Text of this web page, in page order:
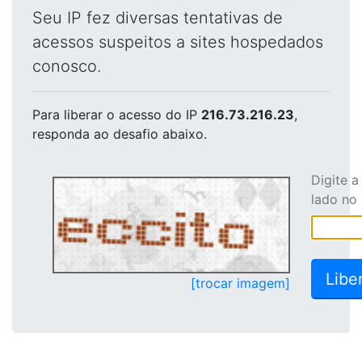
Seu IP fez diversas tentativas de
acessos suspeitos a sites hospedados
conosco.
Para liberar o acesso do IP 216.73.216.23,
responda ao desafio abaixo.
[trocar imagem]
Digite
lado no